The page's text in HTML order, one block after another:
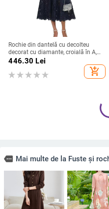
Rochie din dantelă cu decolteu
decorat cu diamante, croială în A,
lungă, talie înaltă, mâneci scurte,
446.30 Lei
add_shopping_cart
Rochie de mireasă cu decolteu
adânc în V, siluetă fishtail, fără
spate, mâneci lungi, fustă lungă
953.96 Lei